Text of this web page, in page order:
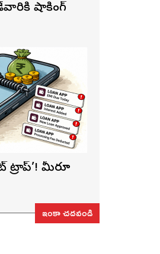
షాకింగ్
ట్రాప్’! మీరూ
ఇంకా చదవండి